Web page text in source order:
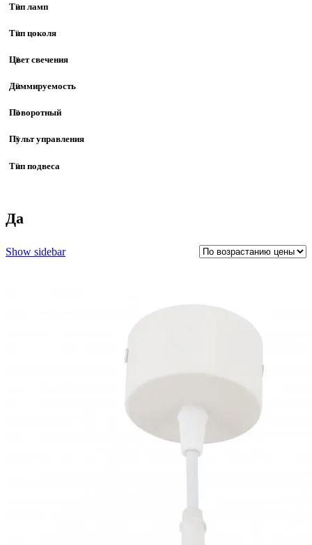
Тип ламп
Тип цоколя
Цвет свечения
Диммируемость
Поворотный
Пульт управления
Тип подвеса
Да
Show sidebar